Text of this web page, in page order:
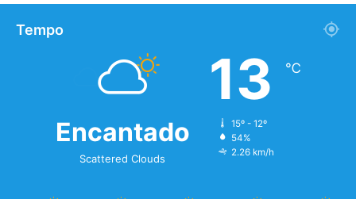
Tempo
Encantado
Scattered Clouds
13 ℃
15º - 12º
54%
2.26 km/h